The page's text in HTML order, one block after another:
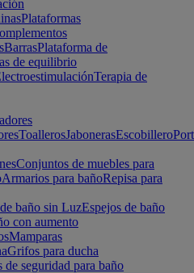
Plataformas
BarrasPlataforma de
de equilibrio
Terapia de
ToallerosJabonerasEscobillero
Conjuntos de muebles para
Armarios para bañoRepisa para
baño sin LuzEspejos de baño
con aumento
Mamparas
Grifos para ducha
de seguridad para baño